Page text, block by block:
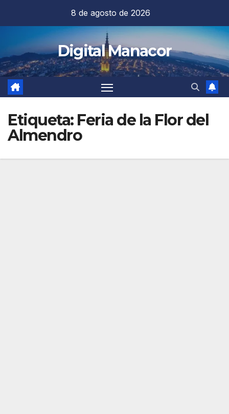
contenido
8 de agosto de 2026
Digital Manacor
Etiqueta: Feria de la Flor del
Almendro